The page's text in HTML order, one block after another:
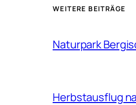
WEITERE BEITRÄGE
Naturpark
Herbstausflug